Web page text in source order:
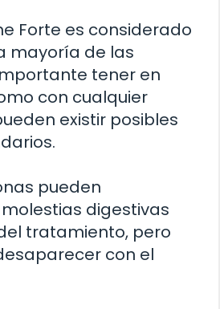
Forte es considerado
mayoría de las
tener en
con cualquier
existir posibles
pueden
digestivas
tratamiento, pero
con el